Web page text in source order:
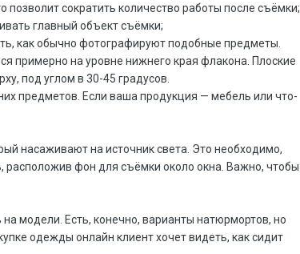
сократить количество работы после съёмки;
главный объект съёмки;
как обычно фотографируют подобные предметы.
примерно на уровне нижнего края флакона. Плоские
под углом в 30-45 градусов.
предметов. Если ваша продукция — мебель или что-
насаживают на источник света. Это необходимо,
расположив фон для съёмки около окна. Важно, чтобы
модели. Есть, конечно, варианты натюрмортов, но
одежды онлайн клиент хочет видеть, как сидит